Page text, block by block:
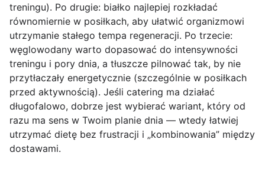
treningu). Po drugie: białko najlepiej rozkładać
równomiernie w posiłkach, aby ułatwić organizmowi
utrzymanie stałego tempa regeneracji. Po trzecie:
węglowodany warto dopasować do intensywności
treningu i pory dnia, a tłuszcze pilnować tak, by nie
przytłaczały energetycznie (szczególnie w posiłkach
przed aktywnością). Jeśli catering ma działać
długofalowo, dobrze jest wybierać wariant, który od
razu ma sens w Twoim planie dnia — wtedy łatwiej
utrzymać dietę bez frustracji i „kombinowania” między
dostawami.